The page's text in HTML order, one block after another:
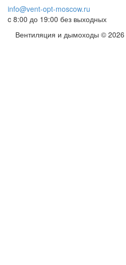
info@vent-opt-moscow.ru
c 8:00 до 19:00 без выходных
Вентиляция и дымоходы © 2026